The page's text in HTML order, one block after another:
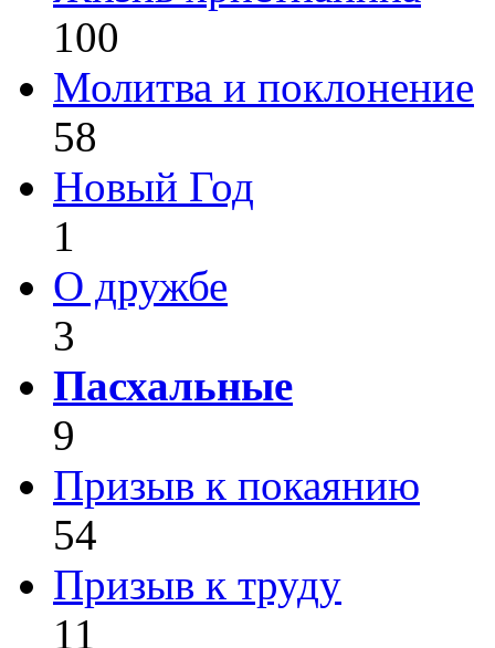
100
Молитва и поклонение
58
Новый Год
1
О дружбе
3
Пасхальные
9
Призыв к покаянию
54
Призыв к труду
11